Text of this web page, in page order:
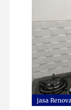
jasa